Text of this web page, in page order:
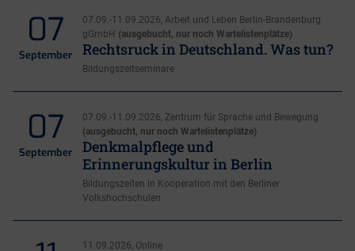
07
September
07.09.-11.09.2026, Arbeit und Leben Berlin-Brandenburg
gGmbH (ausgebucht, nur noch Wartelistenplätze)
Rechtsruck in Deutschland. Was tun?
Bildungszeitseminare
07
September
07.09.-11.09.2026, Zentrum für Sprache und Bewegung
(ausgebucht, nur noch Wartelistenplätze)
Denkmalpflege und
Erinnerungskultur in Berlin
Bildungszeiten in Kooperation mit den Berliner
Volkshochschulen
11.09.2026, Online